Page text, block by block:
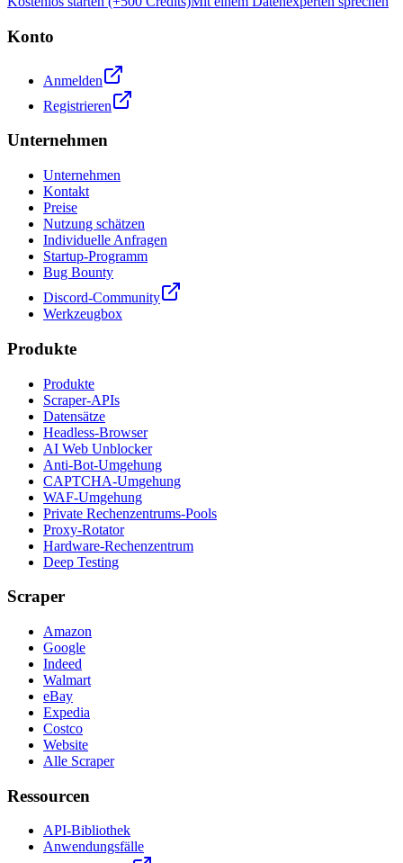
Konto
Anmelden
Registrieren
Unternehmen
Unternehmen
Kontakt
Preise
Nutzung schätzen
Individuelle Anfragen
Startup-Programm
Bug Bounty
Discord-Community
Werkzeugbox
Produkte
Produkte
Scraper-APIs
Datensätze
Headless-Browser
AI Web Unblocker
Anti-Bot-Umgehung
CAPTCHA-Umgehung
WAF-Umgehung
Private Rechenzentrums-Pools
Proxy-Rotator
Hardware-Rechenzentrum
Deep Testing
Scraper
Amazon
Google
Indeed
Walmart
eBay
Expedia
Costco
Website
Alle Scraper
Ressourcen
API-Bibliothek
Anwendungsfälle